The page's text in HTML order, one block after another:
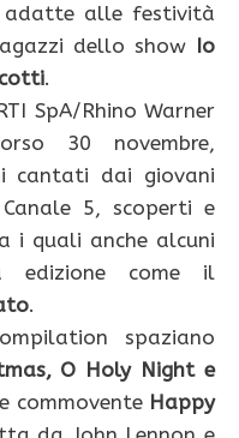
adatte alle festività
dello show Io
.
SpA/Rhino Warner
30 novembre,
cantati dai giovani
5, scoperti e
i quali anche alcuni
edizione come il
.
spaziano
O Holy Night e
commovente Happy